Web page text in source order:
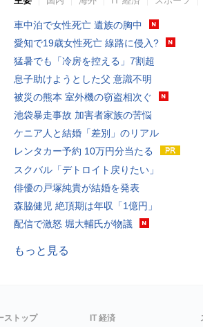
車中泊で女性死亡 遺族の胸中
愛知で19歳女性死亡 線路に侵入?
猛暑でも「冷房を控える」7割超
息子助けようとした父 意識不明
被災の熊本 室外機の窃盗相次ぐ
池袋暴走事故 加害者家族の苦悩
ケニア人と結婚「差別」のリアル
レンタカー予約 10万円分当たる
スクバル「デトロイト戻りたい」
俳優の戸塚純貴が結婚を発表
森脇健児 絶頂期は年収「1億円」
配信で激怒 堀大輔氏が物議
もっと見る
ストップ IT 経済